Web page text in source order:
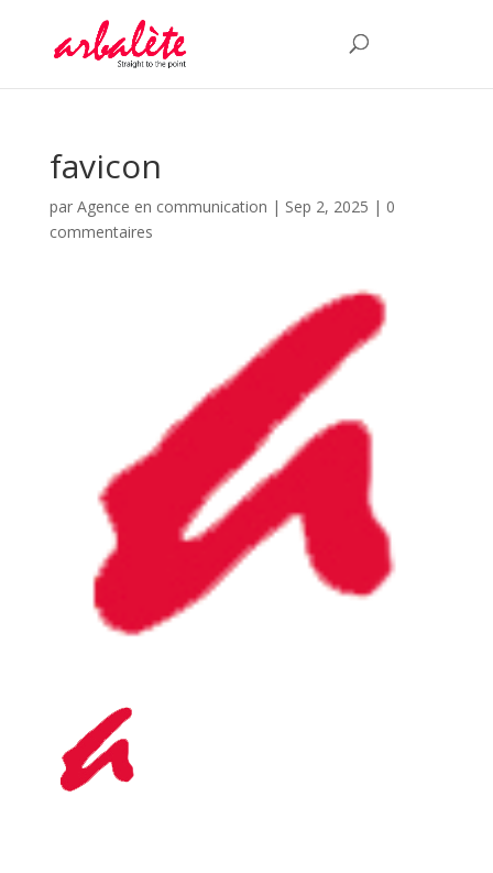
favicon
par Agence en communication | Sep 2, 2025 | 0
commentaires